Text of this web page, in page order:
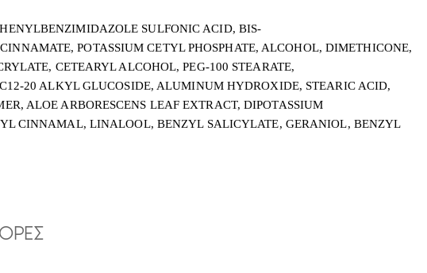
SULFONIC ACID, BIS-
POTASSIUM CETYL PHOSPHATE, ALCOHOL, DIMETHICONE,
CETEARYL ALCOHOL, PEG-100 STEARATE,
20 ALKYL GLUCOSIDE, ALUMINUM HYDROXIDE, STEARIC ACID,
ALOE ARBORESCENS LEAF EXTRACT, DIPOTASSIUM
CINNAMAL, LINALOOL, BENZYL SALICYLATE, GERANIOL, BENZYL